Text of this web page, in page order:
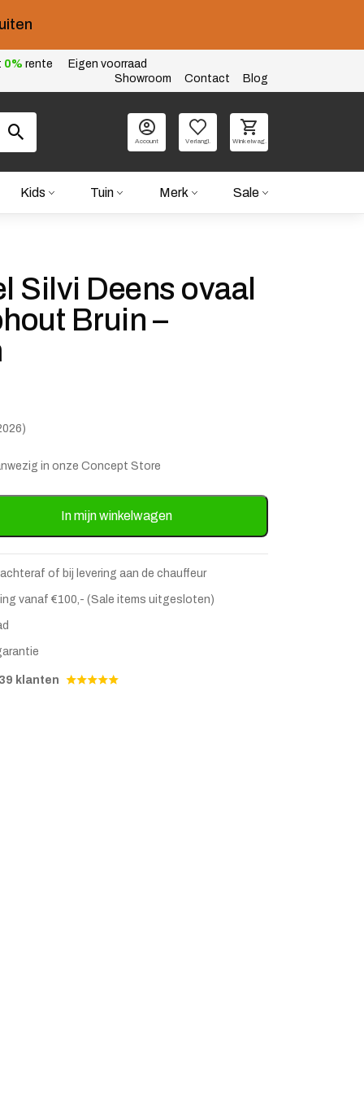
0% rente
Eigen voorraad
Showroom
Contact Blog
Account Verlangl. Winkelwag.
Kids Tuin Merk Sale
Silvi Deens ovaal
Bruin –
in onze Concept Store
ovaal Mangohout Bruin - 220cm aantal
In mijn winkelwagen
of bij levering aan de chauffeur
vanaf €100,- (Sale items uitgesloten)
klanten